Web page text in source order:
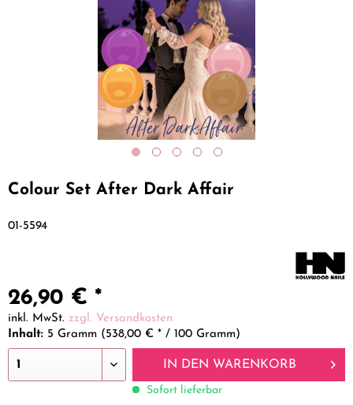
Colour Set After Dark Affair
01-5594
26,90 € *
inkl. MwSt. zzgl. Versandkosten
Inhalt: 5 Gramm (538,00 € * / 100 Gramm)
IN DEN WARENKORB
Sofort lieferbar